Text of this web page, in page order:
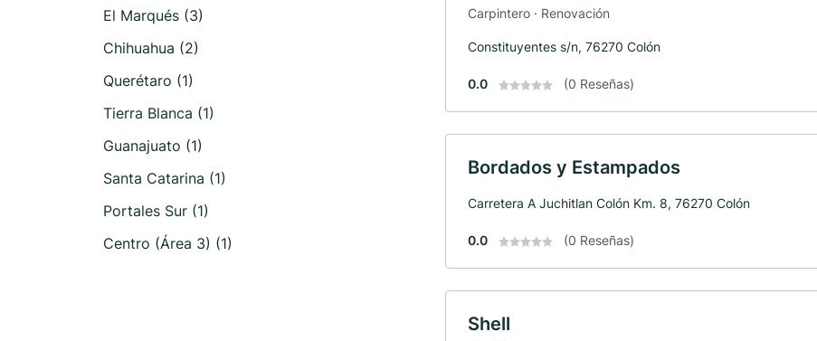
El Marqués (3)
Chihuahua (2)
Querétaro (1)
Tierra Blanca (1)
Guanajuato (1)
Santa Catarina (1)
Portales Sur (1)
Centro (Área 3) (1)
Carpintero · Renovación
Constituyentes s/n, 76270 Colón
0.0 (0 Reseñas)
Bordados y Estampados
Carretera A Juchitlan Colón Km. 8, 76270 Colón
0.0 (0 Reseñas)
Shell